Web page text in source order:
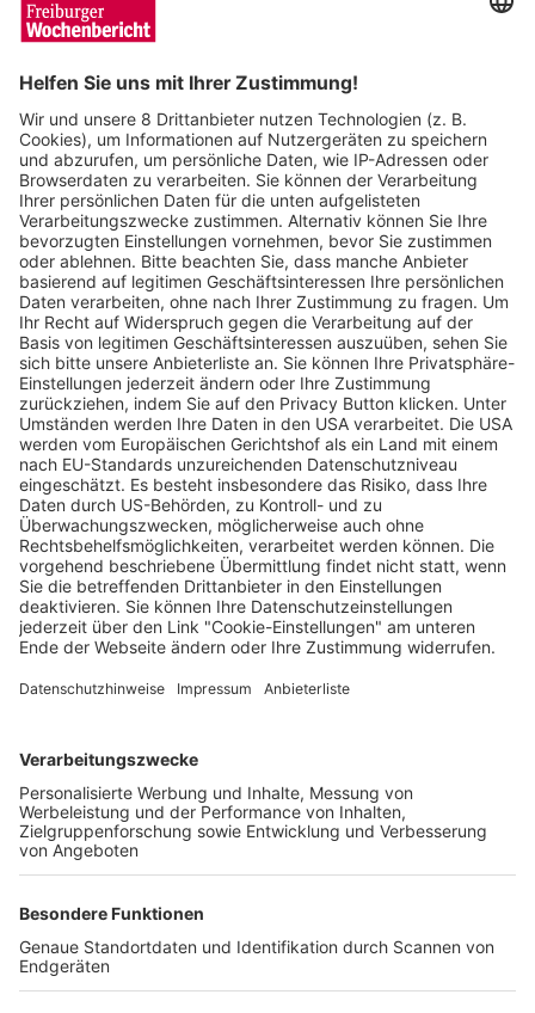
Die Linde am Brunnen in Freiburg-
Oberlinden steht wohl nicht mehr sicher
Wochenbericht 16.04.2024
Freiburger Wochenbericht
Der Wochenbericht
wurde zum 31. Juli 2026
eingestellt.